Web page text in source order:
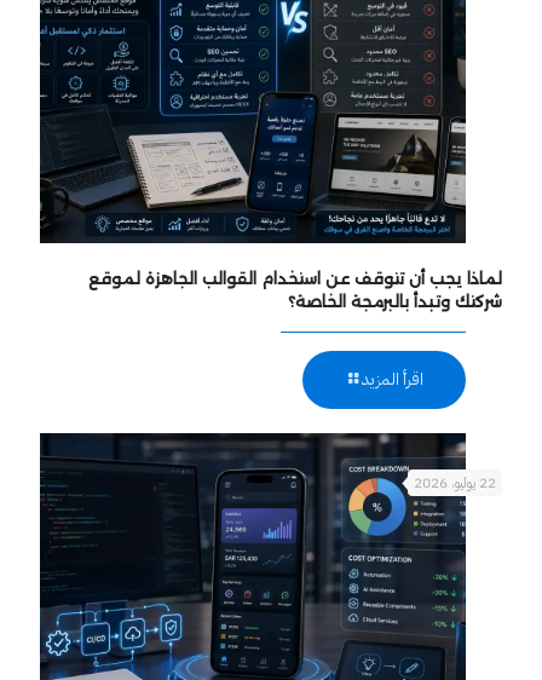
لماذا يجب أن تتوقف عن استخدام القوالب الجاهزة لموقع
شركتك وتبدأ بالبرمجة الخاصة؟
اقرأ المزيد
22 يوليو، 2026